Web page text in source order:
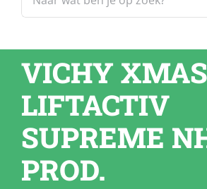
naar:
Webshop
Blog
Diensten
Contacteer Ons
VICHY
LIFTACTIV
SUPREME
PROD.